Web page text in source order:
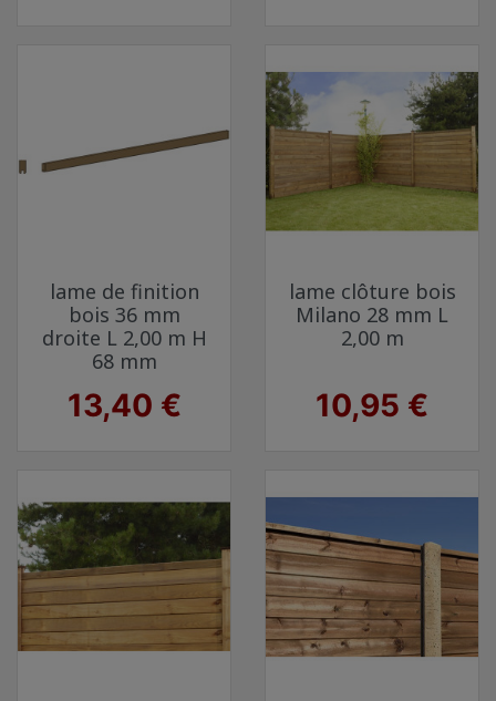
lame de finition
bois 36 mm
droite L 2,00 m H
68 mm
Prix
13,40 €
lame clôture bois
Milano 28 mm L
2,00 m
Prix
10,95 €